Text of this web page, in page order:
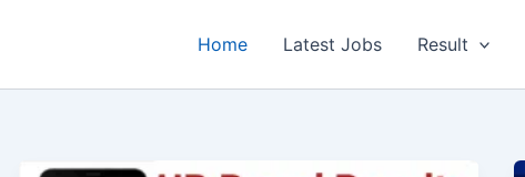
Home Latest Jobs Result